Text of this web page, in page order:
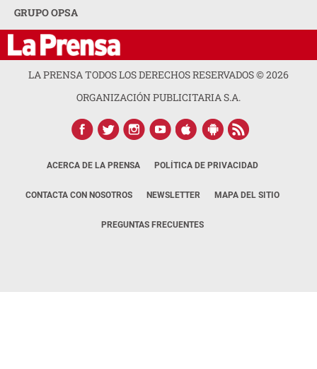
GRUPO OPSA
LA PRENSA TODOS LOS DERECHOS RESERVADOS ©2026
ORGANIZACIÓN PUBLICITARIA S.A.
ACERCA DE LA PRENSA POLÍTICA DE PRIVACIDAD
CONTACTA CON NOSOTROS NEWSLETTER MAPA DEL SITIO
PREGUNTAS FRECUENTES